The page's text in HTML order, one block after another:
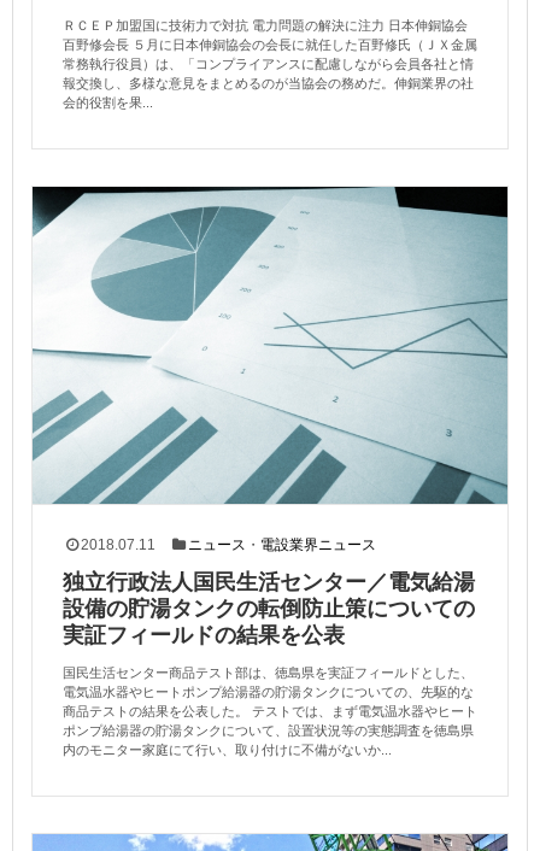
ＲＣＥＰ加盟国に技術力で対抗 電力問題の解決に注力 日本伸銅協会
百野修会長 ５月に日本伸銅協会の会長に就任した百野修氏（ＪＸ金属
常務執行役員）は、「コンプライアンスに配慮しながら会員各社と情
報交換し、多様な意見をまとめるのが当協会の務めだ。伸銅業界の社
会的役割を果...
2018.07.11 ニュース ・ 電設業界ニュース
独立行政法人国民生活センター／電気給湯
設備の貯湯タンクの転倒防止策についての
実証フィールドの結果を公表
国民生活センター商品テスト部は、徳島県を実証フィールドとした、
電気温水器やヒートポンプ給湯器の貯湯タンクについての、先駆的な
商品テストの結果を公表した。 テストでは、まず電気温水器やヒート
ポンプ給湯器の貯湯タンクについて、設置状況等の実態調査を徳島県
内のモニター家庭にて行い、取り付けに不備がないか...